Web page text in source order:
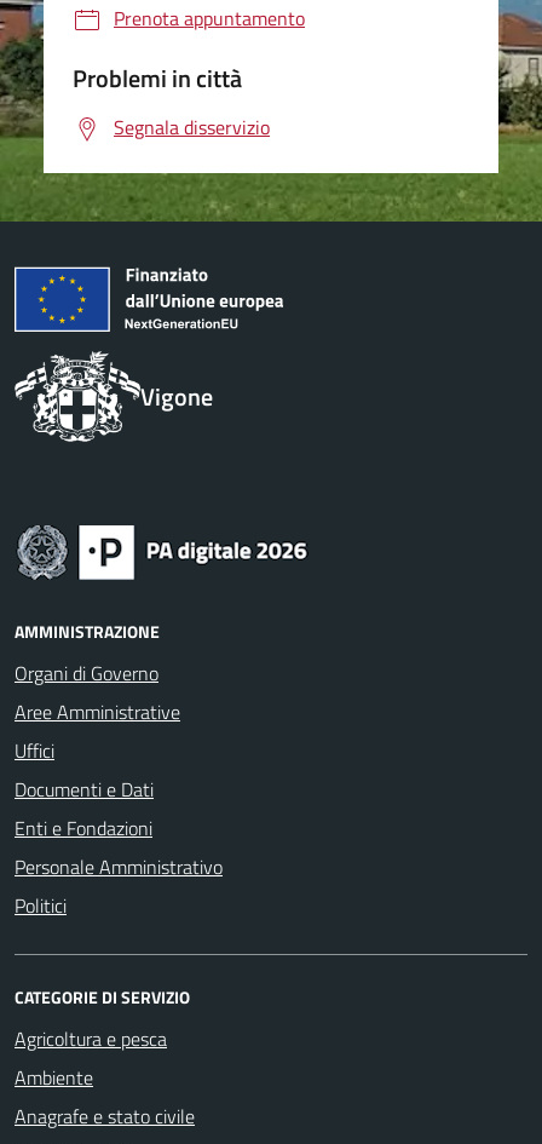
Prenota appuntamento
Problemi in città
Segnala disservizio
Vigone
AMMINISTRAZIONE
Organi di Governo
Aree Amministrative
Uffici
Documenti e Dati
Enti e Fondazioni
Personale Amministrativo
Politici
CATEGORIE DI SERVIZIO
Agricoltura e pesca
Ambiente
Anagrafe e stato civile